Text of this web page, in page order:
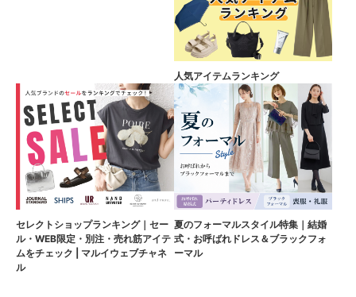
人気アイテムランキング
セレクトショップランキング｜セー
ル・WEB限定・別注・売れ筋アイテ
ムをチェック | マルイウェブチャネ
ル
夏のフォーマルスタイル特集｜結婚
式・お呼ばれドレス＆ブラックフォ
ーマル